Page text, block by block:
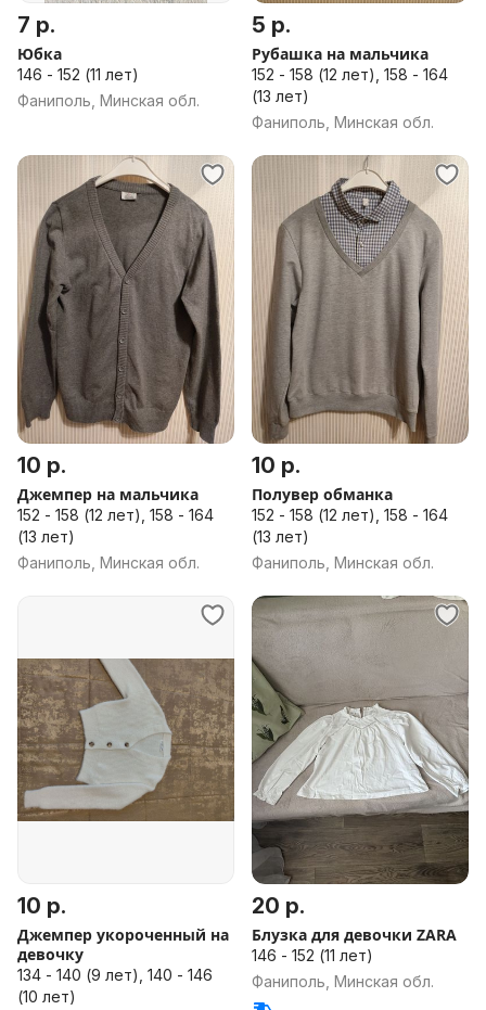
7 р.
Юбка
146 - 152 (11 лет)
Фаниполь, Минская обл.
5 р.
Рубашка на мальчика
152 - 158 (12 лет), 158 - 164
(13 лет)
Фаниполь, Минская обл.
10 р.
Джемпер на мальчика
152 - 158 (12 лет), 158 - 164
(13 лет)
Фаниполь, Минская обл.
10 р.
Полувер обманка
152 - 158 (12 лет), 158 - 164
(13 лет)
Фаниполь, Минская обл.
10 р.
Джемпер укороченный на
девочку
134 - 140 (9 лет), 140 - 146
(10 лет)
20 р.
Блузка для девочки ZARA
146 - 152 (11 лет)
Фаниполь, Минская обл.